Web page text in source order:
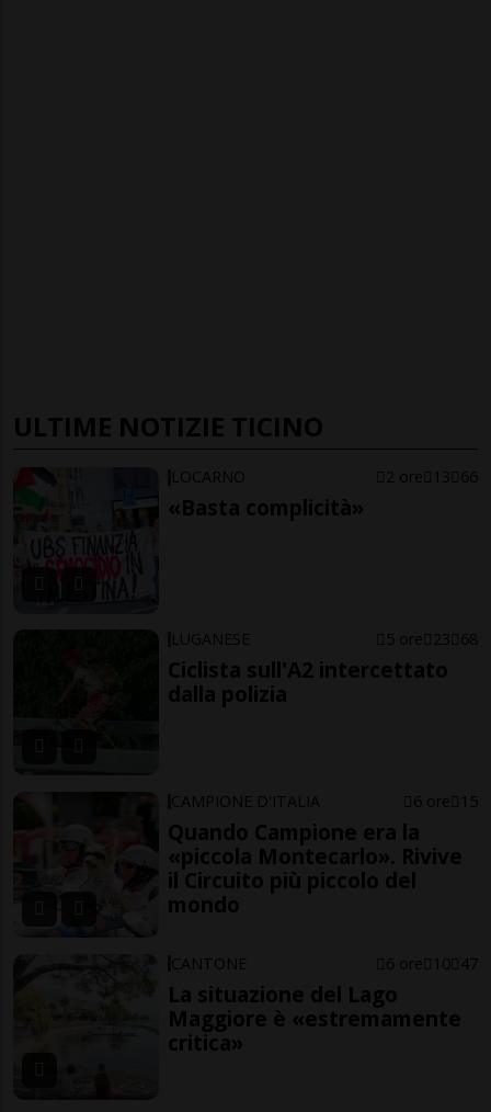
ULTIME NOTIZIE TICINO
LOCARNO 2 ore 13 66
«Basta complicità»
LUGANESE 5 ore 23 68
Ciclista sull'A2 intercettato
dalla polizia
CAMPIONE D'ITALIA 6 ore 15
Quando Campione era la
«piccola Montecarlo». Rivive
il Circuito più piccolo del
mondo
CANTONE 6 ore 10 47
La situazione del Lago
Maggiore è «estremamente
critica»